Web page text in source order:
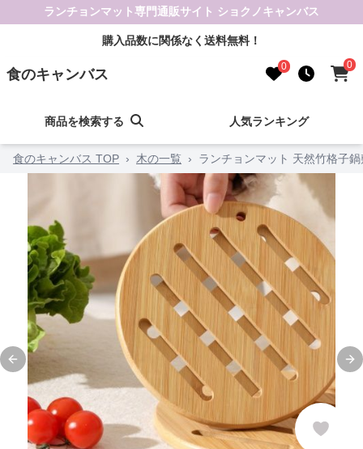
ランチョンマット専門通販サイト ショクノキャンバス
購入品数に関係なく送料無料！
食のキャンバス 0 0
商品を検索する 人気ランキング
食のキャンバス TOP › 木の一覧 › ランチョンマット 天然竹格子
Previous slide